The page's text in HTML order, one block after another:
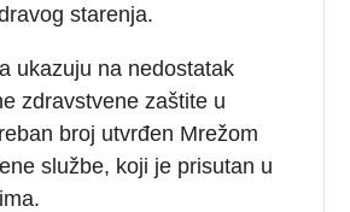
starenja.
ukazuju na nedostatak
zdravstvene zaštite u
broj utvrđen Mrežom
službe, koji je prisutan u